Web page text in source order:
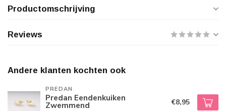
Productomschrijving
Reviews
Andere klanten kochten ook
PREDAN
Predan Eendenkuiken
Zwemmend €8,95